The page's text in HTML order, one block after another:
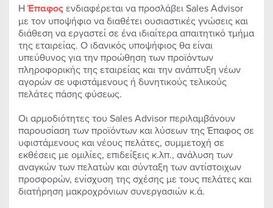
ΗΈπαφοςενδιαφέρεται να προσλάβει Sales Advisor
με τον υποψήφιο να διαθέτει ουσιαστικές γνώσεις και
διάθεση να εργαστεί σε ένα ιδιαίτερα απαιτητικό τμήμα
της εταιρείας. Ο ιδανικός υποψήφιος θα είναι
υπεύθυνος για την προώθηση των προϊόντων
πληροφορικής της εταιρείας και την ανάπτυξη νέων
αγορών σε υφιστάμενους ή δυνητικούς τελικούς
πελάτες πάσης φύσεως.
Οι αρμοδιότητες του Sales Advisor περιλαμβάνουν
παρουσίαση των προϊόντων και λύσεων της Έπαφος σε
υφιστάμενους και νέους πελάτες, συμμετοχή σε
εκθέσεις με ομιλίες, επιδείξεις κ.λπ., ανάλυση των
αναγκών των πελατών και σύνταξη των αντίστοιχων
προσφορών, ενίσχυση της σχέσης με τους πελάτες και
διατήρηση μακροχρόνιων συνεργασιών κ.ά.